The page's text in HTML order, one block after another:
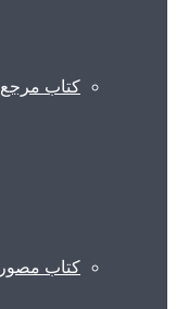
کتاب مرجع
کتاب مصور